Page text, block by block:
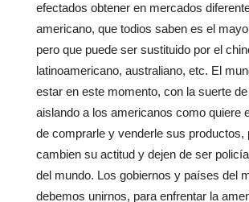
efectados obtener en mercados
americano, que todios saben es el
pero que puede ser sustituido por el
latinoamericano, australiano, etc. El
estar en este momento, con la suerte
aislando a los americanos como quiere
de comprarle y venderle sus productos,
cambien su actitud y dejen de ser
del mundo. Los gobiernos y países del
debemos unirnos, para enfrentar la